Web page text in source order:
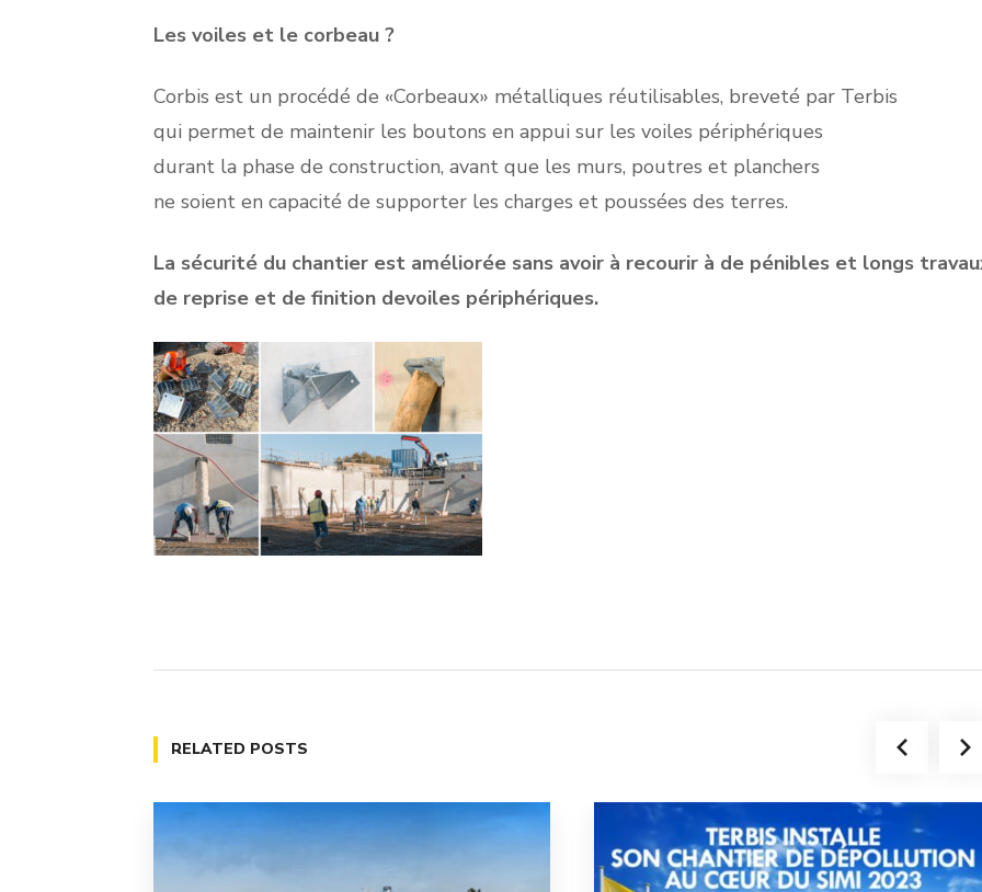
Les voiles et le corbeau ?
Corbis est un procédé de «Corbeaux» métalliques réutilisables, breveté par Terbis
qui permet de maintenir les boutons en appui sur les voiles périphériques
durant la phase de construction, avant que les murs, poutres et planchers
ne soient en capacité de supporter les charges et poussées des terres.
La sécurité du chantier est améliorée sans avoir à recourir à de pénibles et longs
de reprise et definition devoiles périphériques.
RELATED POSTS